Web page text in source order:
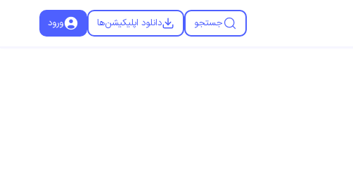
جستجو دانلود اپلیکیشن‌ها ورود